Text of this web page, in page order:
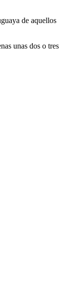
de aquellos
unas dos o tres